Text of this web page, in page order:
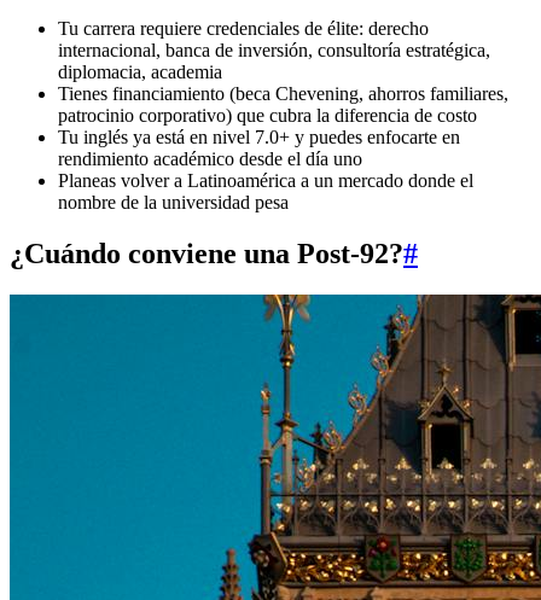
Tu carrera requiere credenciales de élite: derecho
internacional, banca de inversión, consultoría estratégica,
diplomacia, academia
Tienes financiamiento (beca Chevening, ahorros familiares,
patrocinio corporativo) que cubra la diferencia de costo
Tu inglés ya está en nivel 7.0+ y puedes enfocarte en
rendimiento académico desde el día uno
Planeas volver a Latinoamérica a un mercado donde el
nombre de la universidad pesa
¿Cuándo conviene una Post-92?#